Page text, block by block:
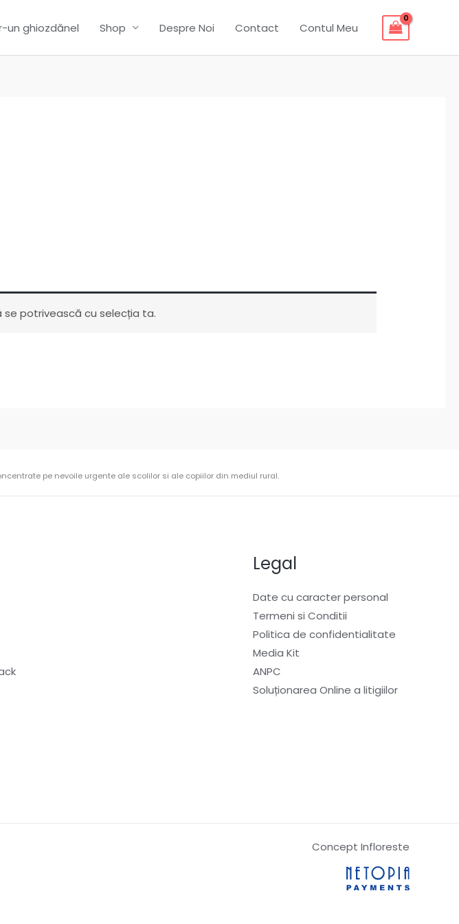
un ghiozdănel Shop Despre Noi Contact Contul Meu
se potrivească cu selecția ta.
pe nevoile urgente ale scolilor si ale copiilor din mediul rural.
Legal
Date cu caracter personal
Termeni si Conditii
Politica de confidentialitate
Media Kit
ANPC
Soluționarea Online a litigiilor
Concept Infloreste